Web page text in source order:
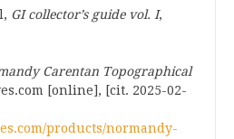
GIcollector’s guidevol. I,
Carentan Topographical
[online], [cit. 2025-02-
products/normandy-